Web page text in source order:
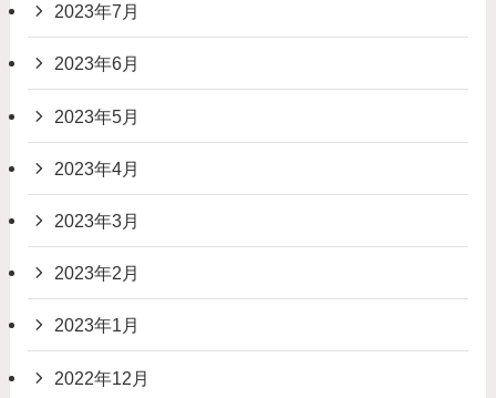
2023年7月
2023年6月
2023年5月
2023年4月
2023年3月
2023年2月
2023年1月
2022年12月